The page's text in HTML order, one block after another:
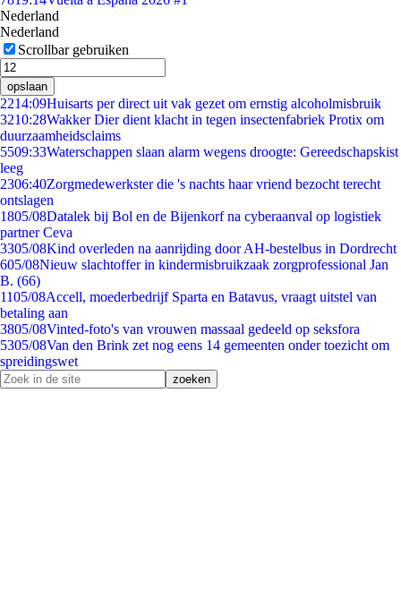
Nederland
Nederland
Scrollbar gebruiken
opslaan
2214:09Huisarts per direct uit vak gezet om ernstig alcoholmisbruik
3210:28Wakker Dier dient klacht in tegen insectenfabriek Protix om
duurzaamheidsclaims
5509:33Waterschappen slaan alarm wegens droogte: Gereedschapskist
leeg
2306:40Zorgmedewerkster die 's nachts haar vriend bezocht terecht
ontslagen
1805/08Datalek bij Bol en de Bijenkorf na cyberaanval op logistiek
partner Ceva
3305/08Kind overleden na aanrijding door AH-bestelbus in Dordrecht
605/08Nieuw slachtoffer in kindermisbruikzaak zorgprofessional Jan
B. (66)
1105/08Accell, moederbedrijf Sparta en Batavus, vraagt uitstel van
betaling aan
3805/08Vinted-foto's van vrouwen massaal gedeeld op seksfora
5305/08Van den Brink zet nog eens 14 gemeenten onder toezicht om
spreidingswet